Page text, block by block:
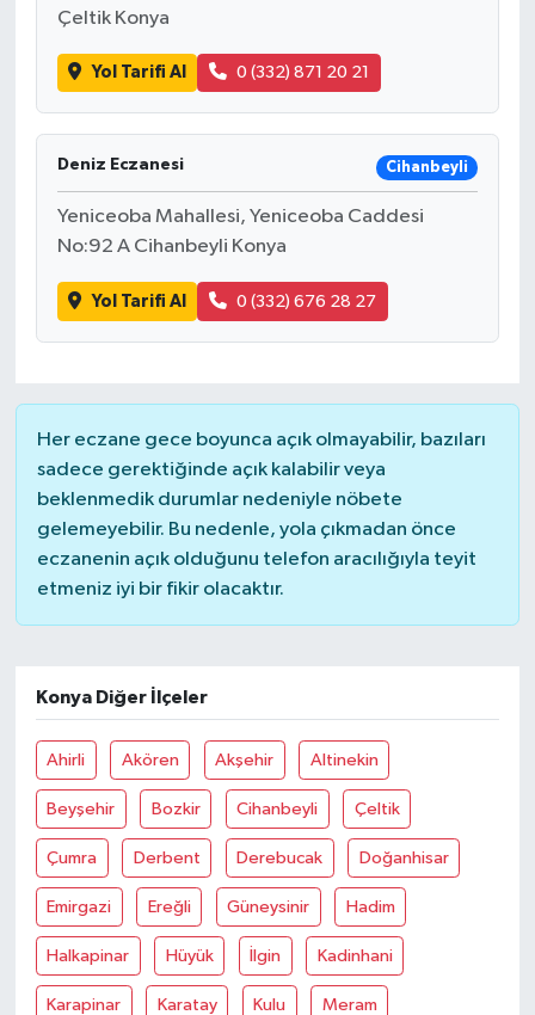
Çeltik Konya
Yol Tarifi Al 0 (332) 871 20 21
Deniz Eczanesi Cihanbeyli
Yeniceoba Mahallesi, Yeniceoba Caddesi
No:92 A Cihanbeyli Konya
Yol Tarifi Al 0 (332) 676 28 27
Her eczane gece boyunca açık olmayabilir, bazıları
sadece gerektiğinde açık kalabilir veya
beklenmedik durumlar nedeniyle nöbete
gelemeyebilir. Bu nedenle, yola çıkmadan önce
eczanenin açık olduğunu telefon aracılığıyla teyit
etmeniz iyi bir fikir olacaktır.
Konya Diğer İlçeler
Ahirli Akören Akşehir Altinekin
Beyşehir Bozkir Cihanbeyli Çeltik
Çumra Derbent Derebucak Doğanhisar
Emirgazi Ereğli Güneysinir Hadim
Halkapinar Hüyük İlgin Kadinhani
Karapinar Karatay Kulu Meram